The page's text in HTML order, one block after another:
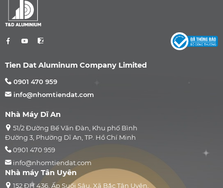
Tien Dat Aluminum Company Limited
0901 470 959
info@nhomtiendat.com
Nhà Máy Dĩ An
51/2 Đường Bế Văn Đàn, Khu phố Bình
Đường 3, Phường Dĩ An, TP. Hồ Chí Minh
0901 470 959
info@nhomtiendat.com
Nhà máy Tân Uyên
152 ĐH 436, Ấp Suối Sâu, Xã Bắc Tân Uyên,